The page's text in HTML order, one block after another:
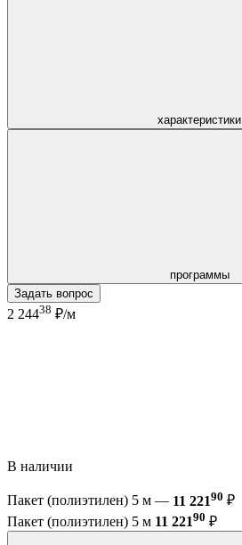
характеристики
программы
Задать вопрос
2 24438 ₽/м
В наличии
Пакет (полиэтилен) 5 м — 11 22190 ₽
Пакет (полиэтилен) 5 м 11 22190 ₽